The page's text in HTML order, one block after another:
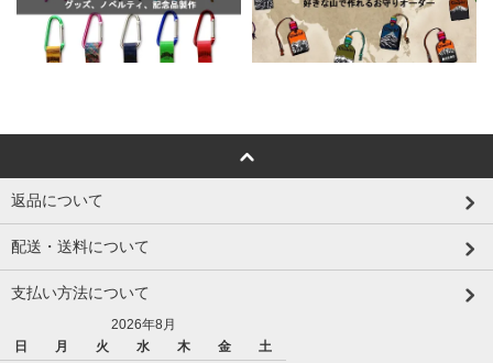
返品について
配送・送料について
支払い方法について
2026年8月
日
月 火 水 木 金
土